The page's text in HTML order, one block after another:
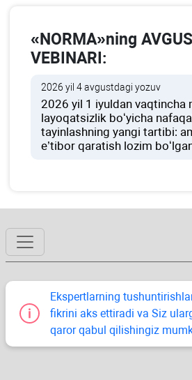
«NORMA»ning
VEBINARI:
2026 yil 4 avgustdagi yozuv
2026 yil 1 iyuldan vaqtincha
layoqatsizlik boʻyicha
tayinlashning yangi tartibi:
e’tibor qaratish lozim
Ekspertlarning
fikrini aks ettiradi va Siz
qaror qabul qilishingiz